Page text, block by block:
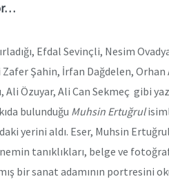
Efdal Sevinçli, Nesim
Şahin, İrfan Dağdelen,
Özuyar, Ali Can Sekmeç gibi
bulunduğu Muhsin Ertuğrul
yerini aldı. Eser, Muhsin
tanıklıkları, belge ve
bir sanat adamının portresini